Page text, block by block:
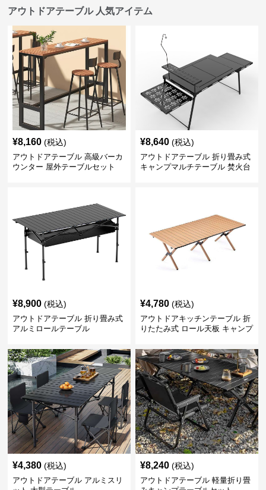
アウトドアテーブル 人気アイテム
¥8,160 (税込)
アウトドアテーブル 高級バーカ
ウンター 屋外テーブルセット
¥8,640 (税込)
アウトドアテーブル 折り畳み式
キャンプマルチテーブル 焚火台
¥8,900 (税込)
アウトドアテーブル 折り畳み式
アルミロールテーブル
¥4,780 (税込)
アウトドアキッチンテーブル 折
りたたみ式 ロール天板 キャンプ
¥4,380 (税込)
アウトドアテーブル アルミスリ
¥8,240 (税込)
アウトドアテーブル 軽量折り畳